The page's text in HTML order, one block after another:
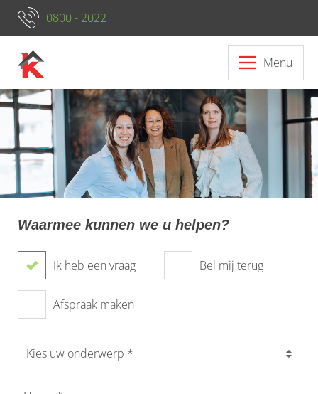
0800 - 2022
Menu
Waarmee kunnen we u helpen?
Ik heb een vraag Bel mij terug
Afspraak maken
Kies uw onderwerp *